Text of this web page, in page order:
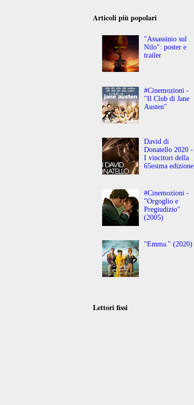
Articoli più popolari
"Assassinio sul
Nilo": poster e
trailer
#Cinemozioni -
"Il Club di Jane
Austen"
David di
Donatello 2020 -
I vincitori della
65esima edizione
#Cinemozioni -
"Orgoglio e
Pregiudizio"
(2005)
"Emma." (2020)
Lettori fissi